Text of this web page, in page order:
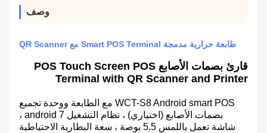
وصف
طابعة حرارية مدمجة Smart POS Terminal مع QR Scanner
قارئ بصمات الأصابع POS Touch Screen POS
Terminal with QR Scanner and Printer
WCT-S8 Android smart POS مع الطابعة ووحدة تجميع
بصمات الأصابع (اختياري) ، نظام التشغيل android 7 ،
شاشة تعمل باللمس 5.5 بوصة ، سعة البطارية الاحتياطية